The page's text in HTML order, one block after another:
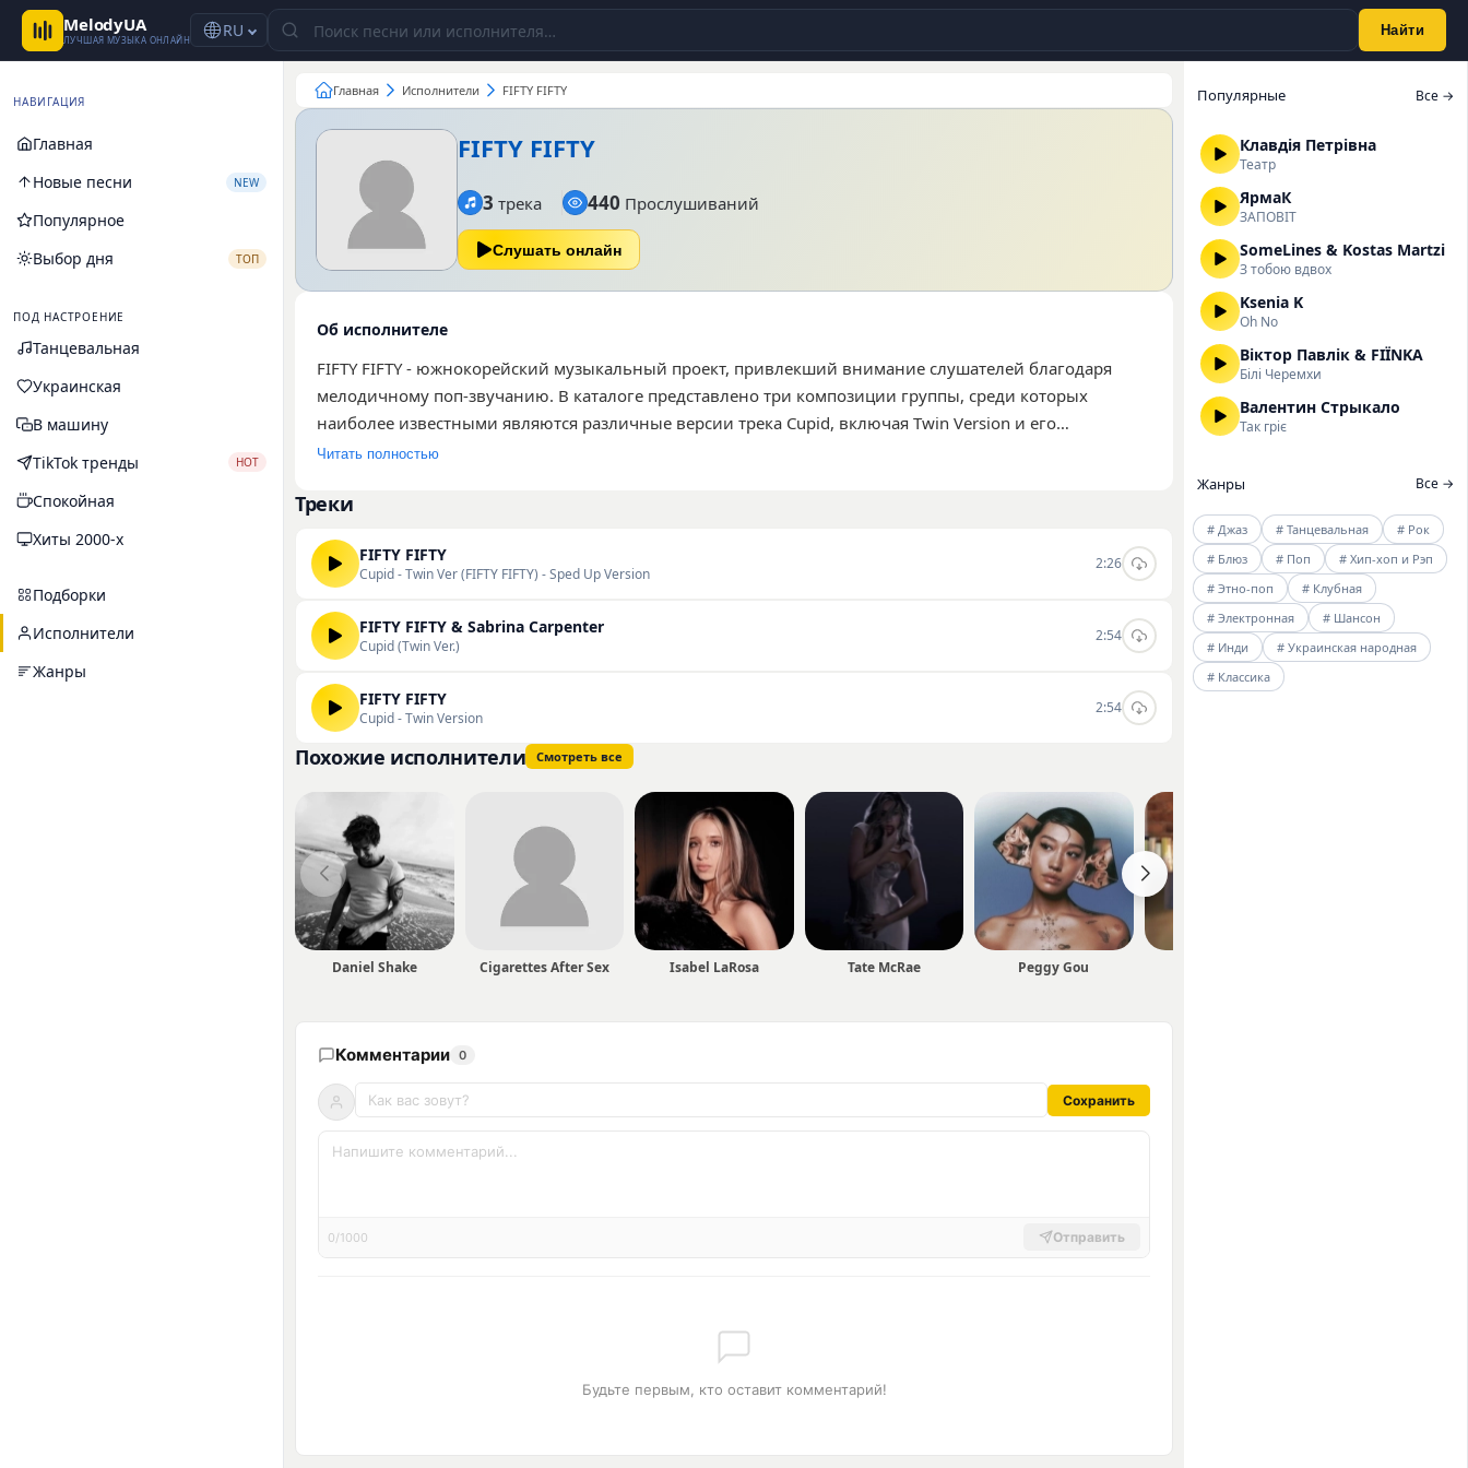
MelodyUA
ЛУЧШАЯ МУЗЫКА ОНЛАЙН RU Найти
НАВИГАЦИЯ
Главная
Новые песни
NEW
Популярное
Выбор дня
ТОП
ПОД НАСТРОЕНИЕ
Танцевальная
Украинская
В машину
TikTok тренды
HOT
Спокойная
Хиты 2000-х
Подборки
Исполнители
Жанры
Главная Исполнители FIFTY FIFTY
FIFTY FIFTY
3 трека 440 Прослушиваний
Слушать онлайн
Об исполнителе
FIFTY FIFTY - южнокорейский музыкальный проект, привлекший внимание слушателей благодаря
мелодичному поп-звучанию. В каталоге представлено три композиции группы, среди которых
наиболее известными являются различные версии трека Cupid, включая Twin Version и его
ускоренный вариант. Музыка коллектива ориентирована на широкую аудиторию, предпочитающую
исполнителя на портале составляет 239. Вы можете ознакомиться с творчеством группы, слушать и
Читать полностью
Треки
FIFTY FIFTY
Cupid - Twin Ver (FIFTY FIFTY) - Sped Up Version
2:26
FIFTY FIFTY & Sabrina Carpenter
Cupid (Twin Ver.)
2:54
FIFTY FIFTY
Cupid - Twin Version
2:54
Похожие исполнители Смотреть все
Daniel Shake Cigarettes After Sex Isabel LaRosa Tate McRae Peggy Gou
Комментарии 0
Сохранить
0/1000 Отправить
Будьте первым, кто оставит комментарий!
Популярные Все →
Клавдія Петрівна
Театр
ЯрмаК
ЗАПОВІТ
SomeLines & Kostas Martzi
З тобою вдвох
Ksenia K
Oh No
Віктор Павлік & FIЇNKA
Білі Черемхи
Валентин Стрыкало
Так гріє
Жанры Все →
# Джаз # Танцевальная
# Рок
# Блюз
# Поп
# Хип-хоп и Рэп
# Этно-поп
# Клубная
# Электронная
# Шансон
# Инди
# Украинская народная
# Классика